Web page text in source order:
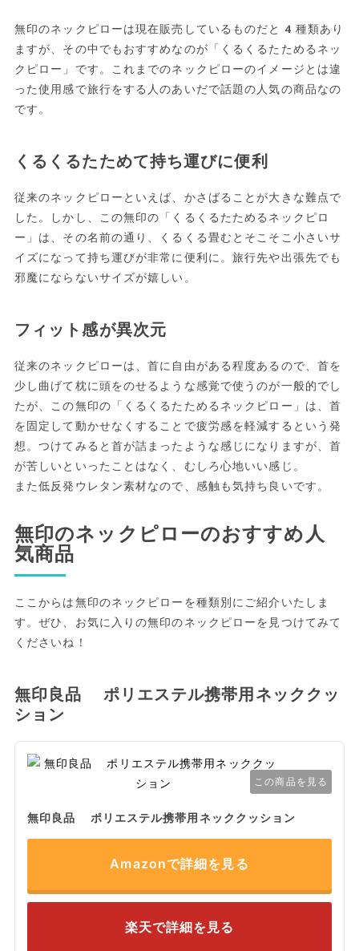
無印のネックピローは現在販売しているものだと4種類あり
ますが、その中でもおすすめなのが「くるくるたためるネッ
クピロー」です。これまでのネックピローのイメージとは違
った使用感で旅行をする人のあいだで話題の人気の商品なの
です。
くるくるたためて持ち運びに便利
従来のネックピローといえば、かさばることが大きな難点で
した。しかし、この無印の「くるくるたためるネックピロ
ー」は、その名前の通り、くるくる畳むとそこそこ小さいサ
イズになって持ち運びが非常に便利に。旅行先や出張先でも
邪魔にならないサイズが嬉しい。
フィット感が異次元
従来のネックピローは、首に自由がある程度あるので、首を
少し曲げて枕に頭をのせるような感覚で使うのが一般的でし
たが、この無印の「くるくるたためるネックピロー」は、首
を固定して動かせなくすることで疲労感を軽減するという発
想。つけてみると首が詰まったような感じになりますが、首
が苦しいといったことはなく、むしろ心地いい感じ。
また低反発ウレタン素材なので、感触も気持ち良いです。
無印のネックピローのおすすめ人
気商品
ここからは無印のネックピローを種類別にご紹介いたしま
す。ぜひ、お気に入りの無印のネックピローを見つけてみて
くださいね！
無印良品 ポリエステル携帯用ネッククッ
ション
この商品を見る
無印良品 ポリエステル携帯用ネッククッション
Amazonで詳細を見る
楽天で詳細を見る